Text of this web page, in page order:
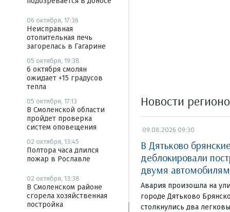
06 октября, 17:36
Неисправная
отопительная печь
загорелась в Гагарине
05 октября, 19:38
6 октября смолян
ожидает +15 градусов
тепла
05 октября, 17:13
В Смоленской области
пройдет проверка
систем оповещения
02 октября, 13:45
Полтора часа длился
пожар в Рославле
02 октября, 13:38
В Смоленском районе
сгорела хозяйственная
постройка
Новости
09.08.2026 09:30
В Дятьково
деблокировали
двумя
Авария произошла на
городе Дятьково
столкнулись два